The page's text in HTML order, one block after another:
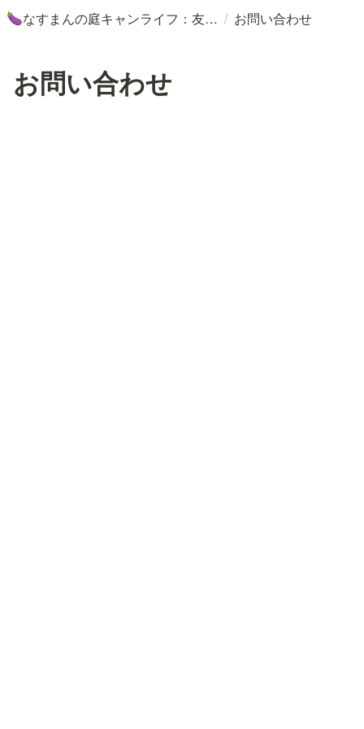
🍆 なすまんの庭キャンライフ：友達の庭でキャンプ＆仕事 / お問い合わせ
お問い合わせ